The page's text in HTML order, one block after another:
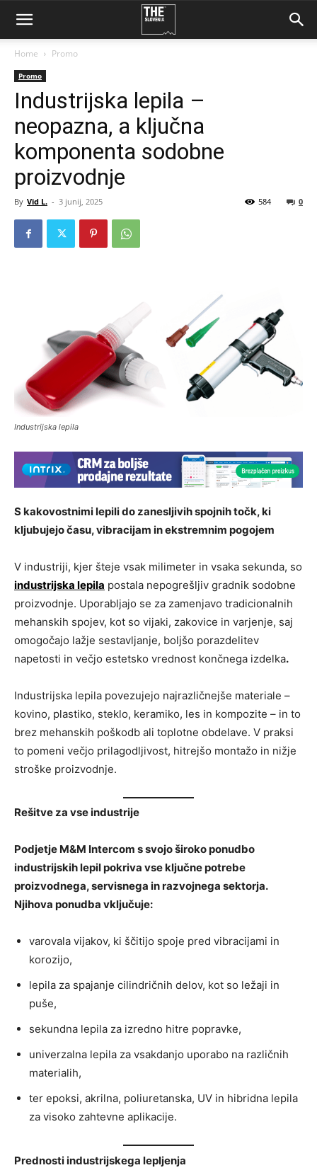
Home Promo
Promo
Industrijska lepila –
neopazna, a ključna
komponenta sodobne
proizvodnje
By Vid L. - 3 junij, 2025 0
584
Industrijska lepila
S kakovostnimi lepili do zanesljivih spojnih točk, ki
kljubujejo času, vibracijam in ekstremnim pogojem
V industriji, kjer šteje vsak milimeter in vsaka sekunda, so
industrijska lepila postala nepogrešljiv gradnik sodobne
proizvodnje. Uporabljajo se za zamenjavo tradicionalnih
mehanskih spojev, kot so vijaki, zakovice in varjenje, saj
omogočajo lažje sestavljanje, boljšo porazdelitev
napetosti in večjo estetsko vrednost končnega izdelka.
Industrijska lepila povezujejo najrazličnejše materiale –
kovino, plastiko, steklo, keramiko, les in kompozite – in to
brez mehanskih poškodb ali toplotne obdelave. V praksi
to pomeni večjo prilagodljivost, hitrejšo montažo in nižje
stroške proizvodnje.
Rešitve za vse industrije
Podjetje M&M Intercom s svojo široko ponudbo
industrijskih lepil pokriva vse ključne potrebe
proizvodnega, servisnega in razvojnega sektorja.
Njihova ponudba vključuje:
varovala vijakov, ki ščitijo spoje pred vibracijami in
korozijo,
lepila za spajanje cilindričnih delov, kot so ležaji in
puše,
sekundna lepila za izredno hitre popravke,
univerzalna lepila za vsakdanjo uporabo na različnih
materialih,
ter epoksi, akrilna, poliuretanska, UV in hibridna lepila
za visoko zahtevne aplikacije.
Prednosti industrijskega lepljenja